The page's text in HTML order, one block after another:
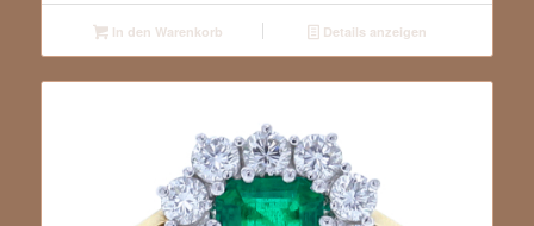
In den Warenkorb Details anzeigen